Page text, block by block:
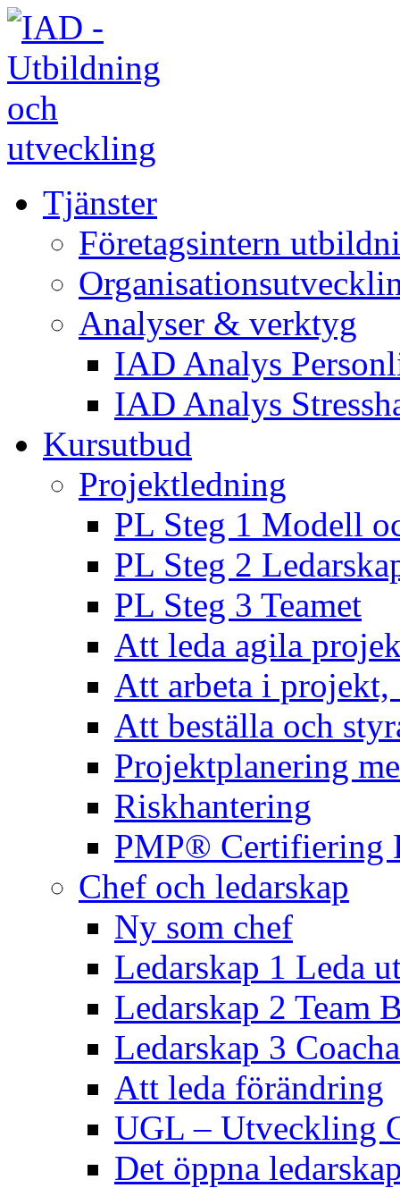
Tjänster
Företagsintern
Analyser & verktyg
IAD Analys
IAD Analys
Kursutbud
Projektledning
PL Steg 1 Modell
PL Steg 2
PL Steg 3 Teamet
Att leda agila
Att arbeta i projekt,
Att beställa och
Projektplanering
Riskhantering
PMP® Certifiering
Chef och ledarskap
Ny som chef
Ledarskap 1 Leda
Ledarskap 2 Team
Ledarskap 3
Att leda förändring
UGL – Utveckling
Det öppna